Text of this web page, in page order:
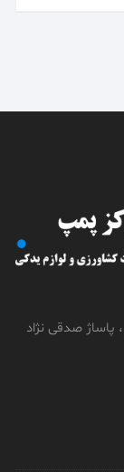
صدقی نژاد